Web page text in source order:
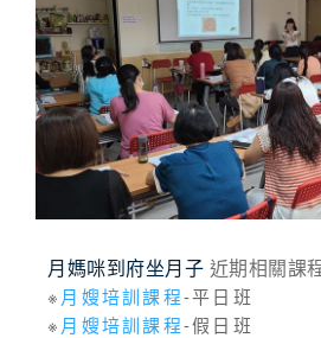
月媽咪到府坐月子 近期相關課
※ 月嫂培訓課程-平日班
※ 月嫂培訓課程-假日班